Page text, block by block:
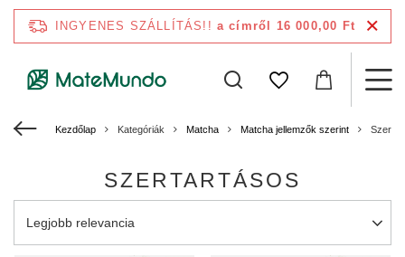
INGYENES SZÁLLÍTÁS!! a címről 16 000,00 Ft
Kezdőlap Kategóriák Matcha Matcha jellemzők szerint
SZERTARTÁSOS
A rendezés megváltoztatása
Legjobb relevancia